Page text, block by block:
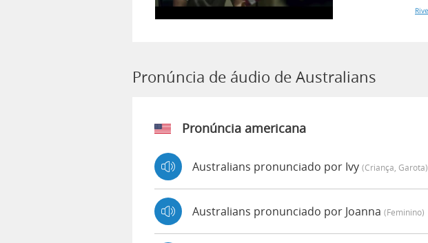
Pronúncia de áudio de Australians
Pronúncia americana
Australians pronunciado por Ivy (criança, Garota)
Australians pronunciado por Joanna (feminino)